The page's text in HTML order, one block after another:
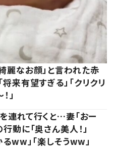
麗なお顔」と言われた赤
来有望すぎる」「クリクリ
」
連れて行くと…妻「おー
動に「奥さん美人！」
るww」「楽しそうww」